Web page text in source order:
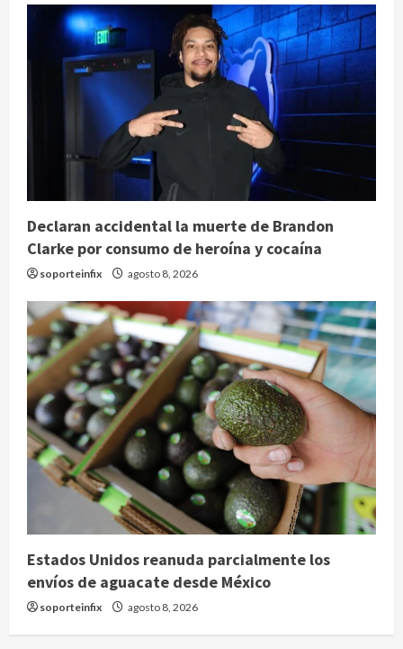
Declaran accidental la muerte de Brandon
Clarke por consumo de heroína y cocaína
soporteinfix agosto 8, 2026
Estados Unidos reanuda parcialmente los
envíos de aguacate desde México
soporteinfix agosto 8, 2026